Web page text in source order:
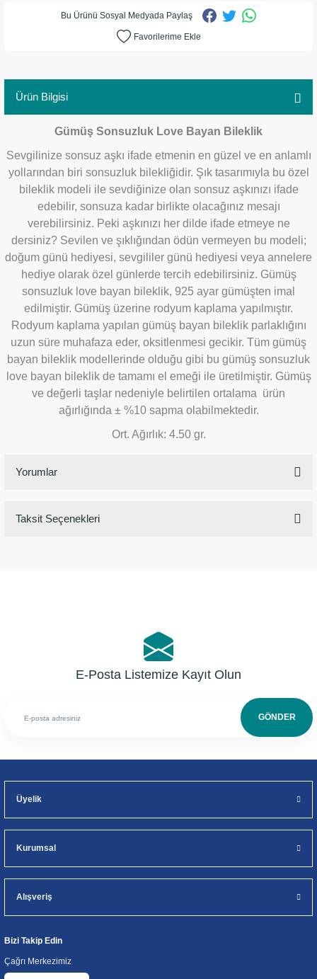
Bu Ürünü Sosyal Medyada Paylaş
Ürün Bilgisi
Gümüş Sonsuzluk Love Bayan Bileklik
Sevgilinize sonsuz aşkı ifade etmenin en güzel ve en anlamlı
yollarından biri sonsuzluk bilekliğidir. Şık tasarımıyla bu özel
bileklik modeli ile sevdiğinize olan sonsuz aşkınızı ifade
edebilir, sonsuza kadar birlikte olacağınız mesajı
verebilirsiniz. Peki aşkınızı her dilde ifade etmeye ne
dersiniz? Sevilen ve şıklığından ödün vermeyen bu modeli;
doğum günü hediyesi, sevgililer günü hediyesi veya annelere
hediye olarak özel günlerde tercih edebilirsiniz. Gümüş
sonsuzluk love bayan bileklik, 925 ayar gümüşten imal
edilmiştir. Gümüş üzerine rodyum kaplama yapılmıştır.
Rodyum kaplama yapılan gümüş bayan bileklik parlaklığını
uzun süre muhafaza eder, oksitlenmesi gecikir. Tüm gümüş
bayan bileklik modellerinde olduğu gibi bu gümüş sonsuzluk
love bayan bileklik de tamamı el emeği ile üretilmiştir. Gümüş
ve değerli taşlar nedeniyle belirtilen ortalama ürün
ağırlığında ± %10 sapma olabilmektedir.
Ort. Ağırlık: 4.50 gr.
Yorumlar
Taksit Seçenekleri
E-Posta Listemize Kayıt Olun
GÖNDER
Üyelik
Kurumsal
Alışveriş
Bizi Takip Edin
Çağrı Merkezimiz